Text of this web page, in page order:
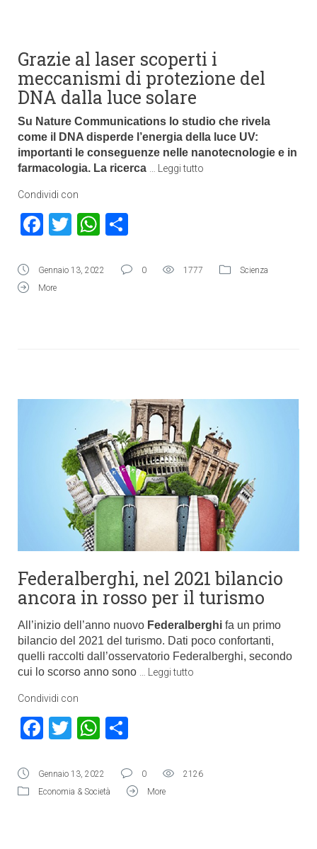
Grazie al laser scoperti i
meccanismi di protezione del
DNA dalla luce solare
Su Nature Communications lo studio che rivela
come il DNA disperde l’energia della luce UV:
importanti le conseguenze nelle nanotecnologie e in
farmacologia. La ricerca
Leggi tutto
Condividi con
Facebook
TwitterWhatsApp
Gennaio 13, 2022 0 1777
Scienza
More
Federalberghi, nel 2021 bilancio
ancora in rosso per il turismo
All’inizio dell’anno nuovo Federalberghi fa un primo
bilancio del 2021 del turismo. Dati poco confortanti,
quelli raccolti dall’osservatorio Federalberghi, secondo
cui lo scorso anno sono
Leggi tutto
Condividi con
Facebook
TwitterWhatsApp
Gennaio 13, 2022 0
2126
Economia & Società
More